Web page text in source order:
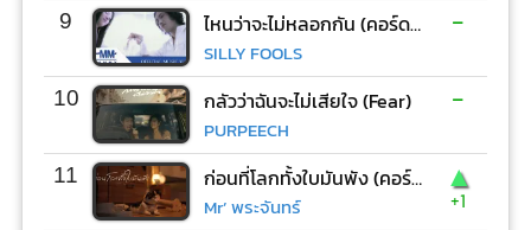
9 ไหนว่าจะไม่หลอกกัน (คอร์ด ง่ายๆ)
SILLY FOOLS
-
10 กลัวว่าฉันจะไม่เสียใจ (Fear)
PURPEECH
-
11 ก่อนที่โลกทั้งใบมันพัง (คอร์ด ง่ายๆ)
Mr’ พระจันทร์
▲
+1